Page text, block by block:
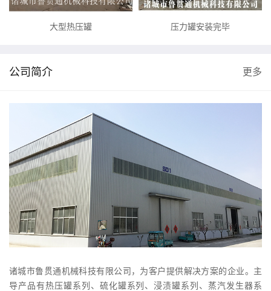
大型热压罐 压力罐安装完毕
公司简介 更多
诸城市鲁贯通机械科技有限公司，为客户提供解决方案的企业。主
导产品有热压罐系列、硫化罐系列、浸渍罐系列、蒸汽发生器系